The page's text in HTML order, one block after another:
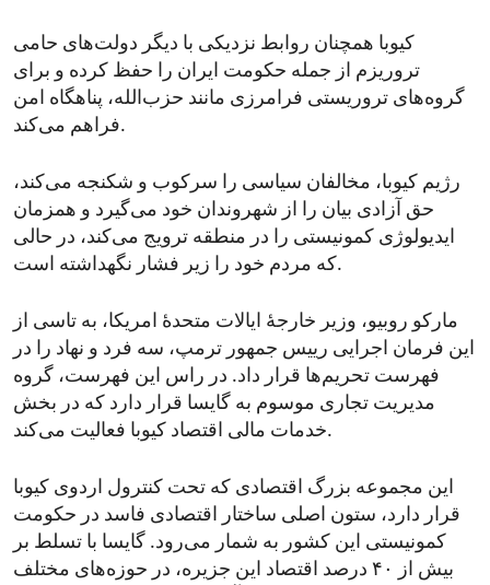
کیوبا همچنان روابط نزدیکی با دیگر دولت‌های حامی
تروریزم از جمله حکومت ایران را حفظ کرده و برای
گروه‌های تروریستی فرامرزی مانند حزب‌الله، پناهگاه امن
فراهم می‌کند.
رژیم کیوبا، مخالفان سیاسی را سرکوب و شکنجه می‌کند،
حق آزادی بیان را از شهروندان خود می‌گیرد و همزمان
ایدیولوژی کمونیستی را در منطقه ترویج می‌کند، در حالی
که مردم خود را زیر فشار نگهداشته است.
مارکو روبیو، وزیر خارجۀ ایالات متحدۀ امریکا، به تاسی از
این فرمان اجرایی رییس جمهور ترمپ، سه فرد و نهاد را در
فهرست تحریم‌ها قرار داد. در راس این فهرست، گروه
مدیریت تجاری موسوم به گایسا قرار دارد که در بخش
خدمات مالی اقتصاد کیوبا فعالیت می‌کند.
این مجموعه بزرگ اقتصادی که تحت کنترول اردوی کیوبا
قرار دارد، ستون اصلی ساختار اقتصادی فاسد در حکومت
کمونیستی این کشور به شمار می‌رود. گایسا با تسلط بر
بیش از ۴۰ درصد اقتصاد این جزیره، در حوزه‌های مختلف